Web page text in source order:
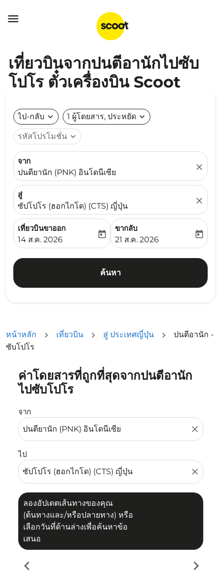

เที่ยวบินจากปนตีอานักไปซับ
โปโร ตั๋วเครื่องบิน Scoot
ไป-กลับ expand_more 1 ผู้โดยสาร, ประหยัด expand_more
รหัสโปรโมชั่น expand_more
จาก
ปนตียานัก (PNK) อินโดนีเซีย
close
สู่
ซัปโปโร (ฮอกไกโด) (CTS) ญี่ปุ่น
close
เที่ยวบินขาออก
fc-booking-departure-date-aria-label
14 ส.ค. 2026
today
ขากลับ
fc-booking-return-date-
21 ส.ค. 2026
today
ค้นหา
หน้าหลัก เที่ยวบิน สู่ ประเทศญี่ปุ่น
ปนตีอานัก -
ซับโปโร
ค่าโดยสารที่ถูกที่สุดจากปนตีอานัก
ไปซับโปโร
จาก
close
ไป
close
ลองอัปเดตเส้นทางของคุณ
(ต้นทางและ/หรือปลายทาง) หรือ
เลือกวันที่ด้านล่างเพื่อค้นหาข้อ
เสนอ
ลองอัปเดตเส้นทางของคุณ (ต้นทางและ/หรือปลายทาง) หรื
chevron_left chevron_right